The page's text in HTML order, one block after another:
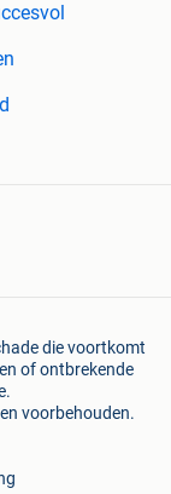
die voortkomt
of ontbrekende
voorbehouden.